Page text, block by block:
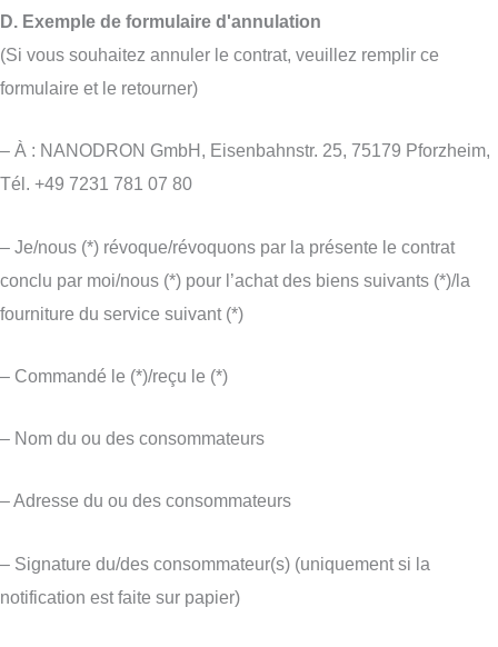
D. Exemple de formulaire d'annulation
(Si vous souhaitez annuler le contrat, veuillez remplir ce
formulaire et le retourner)
– À : NANODRON GmbH, Eisenbahnstr. 25, 75179 Pforzheim,
Tél. +49 7231 781 07 80
– Je/nous (*) révoque/révoquons par la présente le contrat
conclu par moi/nous (*) pour l’achat des biens suivants (*)/la
fourniture du service suivant (*)
– Commandé le (*)/reçu le (*)
– Nom du ou des consommateurs
– Adresse du ou des consommateurs
– Signature du/des consommateur(s) (uniquement si la
notification est faite sur papier)